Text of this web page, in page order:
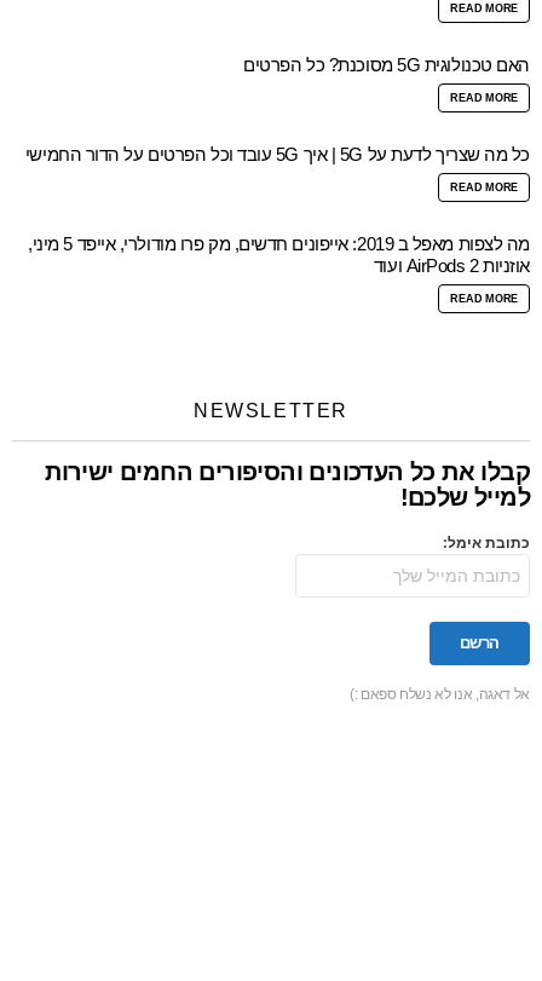
READ MORE
האם טכנולוגית 5G מסוכנת? כל הפרטים
READ MORE
כל מה שצריך לדעת על 5G | איך 5G עובד וכל הפרטים על הדור החמישי
READ MORE
מה לצפות מאפל ב 2019: אייפונים חדשים, מק פרו מודולרי, אייפד 5 מיני,
אוזניות AirPods 2 ועוד
READ MORE
NEWSLETTER
קבלו את כל העדכונים והסיפורים החמים ישירות
למייל שלכם!
כתובת אימל:
אל דאגה, אנו לא נשלח ספאם :)